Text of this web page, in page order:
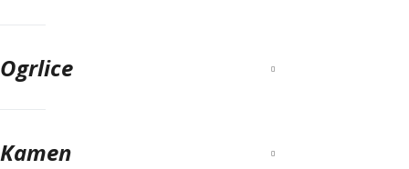
Ogrlice
Kamen